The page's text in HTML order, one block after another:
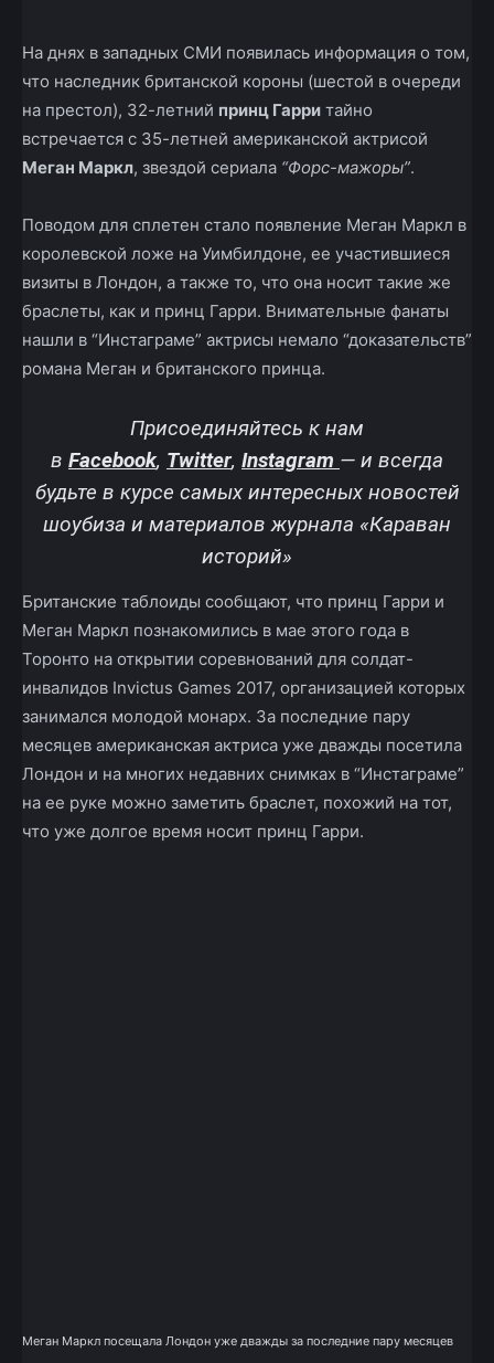
На днях в западных СМИ появилась информация о том,
что наследник британской короны (шестой в очереди
на престол), 32-летний принц Гарри тайно
встречается с 35-летней американской актрисой
Меган Маркл, звездой сериала “Форс-мажоры”.
Поводом для сплетен стало появление Меган Маркл в
королевской ложе на Уимбилдоне, ее участившиеся
визиты в Лондон, а также то, что она носит такие же
браслеты, как и принц Гарри. Внимательные фанаты
нашли в “Инстаграме” актрисы немало “доказательств”
романа Меган и британского принца.
Присоединяйтесь к нам
в Facebook, Twitter, Instagram — и всегда
будьте в курсе самых интересных новостей
шоубиза и материалов журнала «Караван
историй»
Британские таблоиды сообщают, что принц Гарри и
Меган Маркл познакомились в мае этого года в
Торонто на открытии соревнований для солдат-
инвалидов Invictus Games 2017, организацией которых
занимался молодой монарх. За последние пару
месяцев американская актриса уже дважды посетила
Лондон и на многих недавних снимках в “Инстаграме”
на ее руке можно заметить браслет, похожий на тот,
что уже долгое время носит принц Гарри.
Меган Маркл посещала Лондон уже дважды за последние пару месяцев